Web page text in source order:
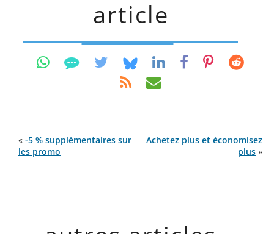
article
« -5 % supplémentaires sur
les promo
Achetez plus et économisez
plus »